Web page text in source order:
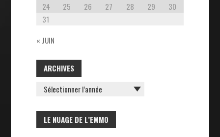
24
25 26 27 28 29
30
31
« JUIN
ARCHIVES
ARCHIVES
LE NUAGE DE L’EMMO